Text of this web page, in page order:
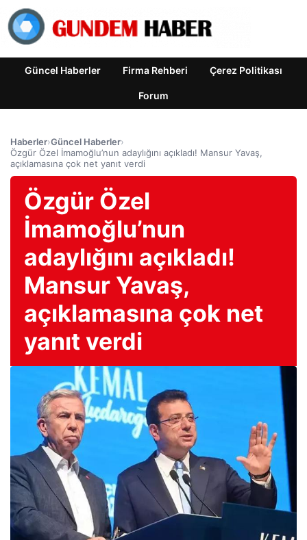
Güncel Haberler Firma Rehberi Çerez Politikası
Forum
Haberler›Güncel Haberler›
Özgür Özel İmamoğlu’nun adaylığını açıkladı! Mansur Yavaş,
açıklamasına çok net yanıt verdi
Özgür Özel
İmamoğlu’nun
adaylığını açıkladı!
Mansur Yavaş,
açıklamasına çok net
yanıt verdi